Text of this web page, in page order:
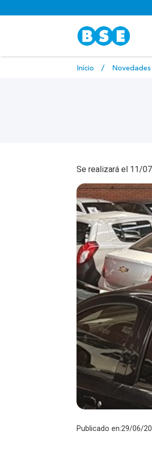
Inicio Novedades
Se realizará el 11/
Publicado en:29/06/